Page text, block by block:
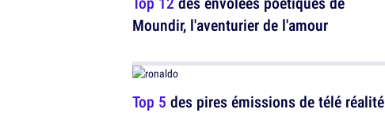
Moundir, l'aventurier de l'amour
Top 5 des pires émissions de télé réalité